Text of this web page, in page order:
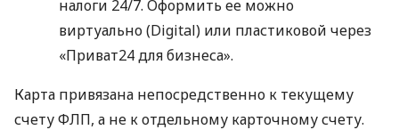
налоги 24/7. Оформить ее можно
виртуально (Digital) или пластиковой через
«Приват24 для бизнеса».
Карта привязана непосредственно к текущему
счету ФЛП, а не к отдельному карточному счету.